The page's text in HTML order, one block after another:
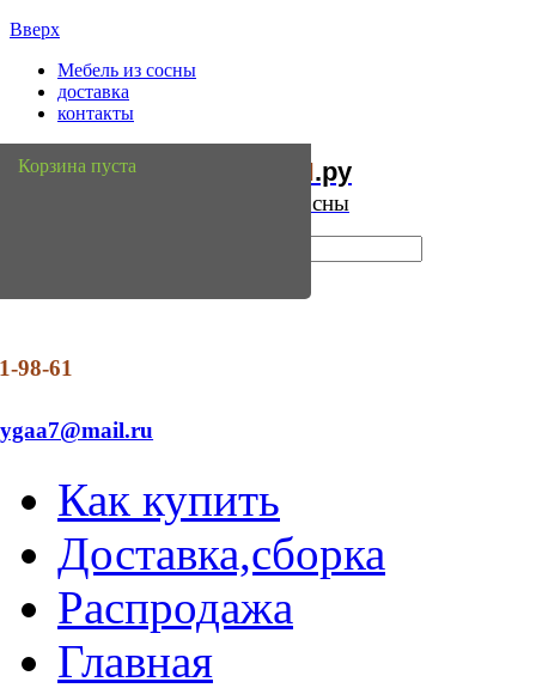
Вверх
Мебель из сосны
доставка
контакты
Мебель Сосны.ру
Интернет магазин мебели из сосны
98-61
Как купить
Доставка,сборка
Распродажа
Главная
Корзина пуста